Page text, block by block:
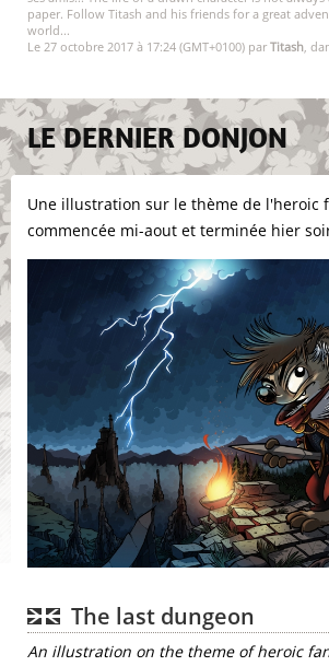
paper. Follow Titash and his friends for a great
world...
Le 27 octobre 2017 à 17:24 (GMT+0100) par Titash,
LE DERNIER DONJON
Une illustration sur le thème de l'heroic
commencée mi-aout et terminée hier
The last dungeon
An illustration on the theme of heroic